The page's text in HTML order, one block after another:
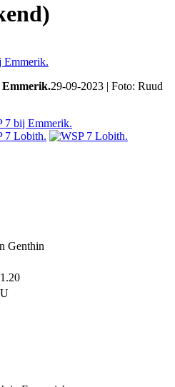
Emmerik.29-09-2023 | Foto: Ruud
Genthin